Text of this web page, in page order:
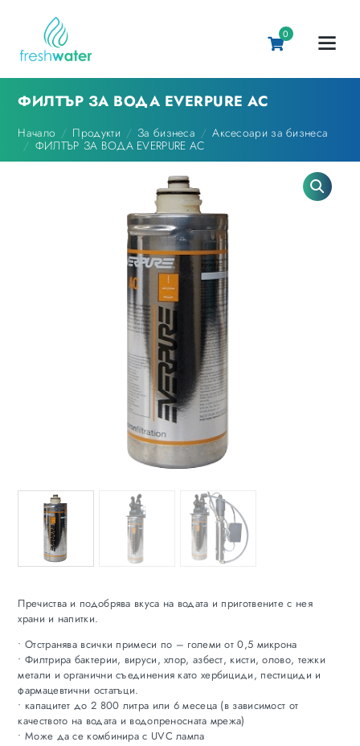
0
ФИЛТЪР ЗА ВОДА EVERPURE AC
Начало Продукти За бизнеса
Аксесоари за бизнеса
ФИЛТЪР ЗА ВОДА EVERPURE AC
Пречиства и подобрява вкуса на водата и приготвените с нея
храни и напитки.
• Отстранява всички примеси по – големи от 0,5 микрона
• Филтрира бактерии, вируси, хлор, азбест, кисти, олово, тежки
метали и органични съединения като хербициди, пестициди и
фармацевтични остатъци.
• капацитет до 2 800 литра или 6 месеца (в зависимост от
качеството на водата и водопреносната мрежа)
• Може да се комбинира с UVC лампа